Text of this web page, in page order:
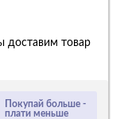
Покупай больше -
плати меньше
доставим товар